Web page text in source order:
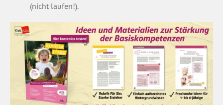
(nicht laufen!).